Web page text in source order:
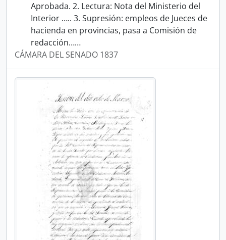
Aprobada. 2. Lectura: Nota del Ministerio del
Interior ….. 3. Supresión: empleos de Jueces de
hacienda en provincias, pasa a Comisión de
redacción……
CÁMARA DEL SENADO 1837